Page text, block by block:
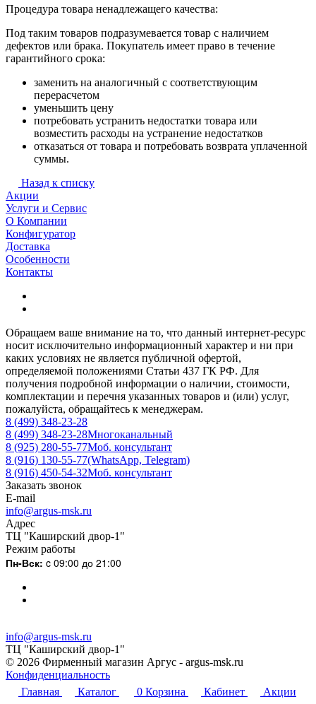
Процедура товара ненадлежащего качества:
Под таким товаров подразумевается товар с наличием
дефектов или брака. Покупатель имеет право в течение
гарантийного срока:
заменить на аналогичный с соответствующим
перерасчетом
уменьшить цену
потребовать устранить недостатки товара или
возместить расходы на устранение недостатков
отказаться от товара и потребовать возврата уплаченной
суммы.
Назад к списку
Акции
Услуги и Сервис
О Компании
Конфигуратор
Доставка
Особенности
Контакты
Обращаем ваше внимание на то, что данный интернет-ресурс
носит исключительно информационный характер и ни при
каких условиях не является публичной офертой,
определяемой положениями Статьи 437 ГК РФ. Для
получения подробной информации о наличии, стоимости,
комплектации и перечня указанных товаров и (или) услуг,
пожалуйста, обращайтесь к менеджерам.
8 (499) 348-23-28
8 (499) 348-23-28Многоканальный
8 (925) 280-55-77Моб. консультант
8 (916) 130-55-77(WhatsApp, Telegram)
8 (916) 450-54-32Моб. консультант
Заказать звонок
E-mail
info@argus-msk.ru
Адрес
ТЦ "Каширский двор-1"
Режим работы
Пн-Вск: c 09:00 до 21:00
info@argus-msk.ru
ТЦ "Каширский двор-1"
© 2026 Фирменный магазин Аргус - argus-msk.ru
Конфиденциальность
Главная
Каталог 0 Корзина Кабинет Акции